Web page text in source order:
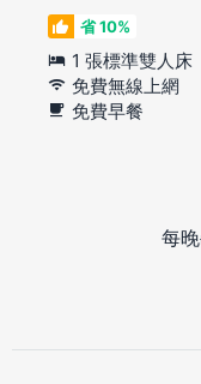
省 10%
1 張標準雙人床
免費無線上網
免費早餐
每晚